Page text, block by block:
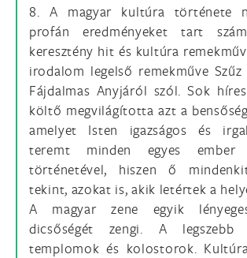
8. A magyar kultúra története
profán eredményeket tart
keresztény hit és kultúra
irodalom legelső remekműve
Fájdalmas Anyjáról szól. Sok
költő megvilágította azt a
amelyet Isten igazságos és
teremt minden egyes ember
történetével, hiszen ő
tekint, azokat is, akik letértek a
A magyar zene egyik
dicsőségét zengi. A legszebb
templomok és kolostorok.